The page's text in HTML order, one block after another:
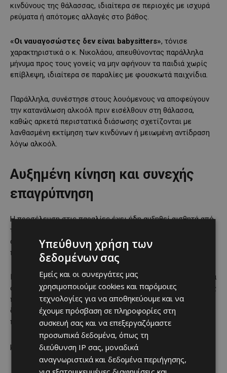
κινδύνους της θάλασσας, ιδιαίτερα σε περιοχές με ισχυρά
ρεύματα ή απότομες αλλαγές στο βάθος.
«Οι ναυαγοσώστες δεν είναι babysitters», τόνισε
χαρακτηριστικά ο κ. Νικολάου, απευθύνοντας παράλληλα
μήνυμα προς τους γονείς να μην αφήνουν τα παιδιά χωρίς
επίβλεψη, ιδιαίτερα σε παραλίες με φουσκωτά παιχνίδια.
Παράλληλα, συνέστησε στους λουόμενους να αποφεύγουν
την κατανάλωση αλκοόλ πριν εισέλθουν στη θάλασσα,
καθώς αρκετά περιστατικά διάσωσης σχετίζονται με
λανθασμένη εκτίμηση των κινδύνων ή μειωμένη αντίδραση
λόγω αλκοόλ.
Αυξημένη κίνηση και συνεχής
επαγρύπνηση
Η προσέλευση στις παραλίες έχει ήδη αυξηθεί αισθητά από
τις αρχές Ιουνίου, με τους ναυαγοσώστες να
ανταποκρίνονται καθημερινά σε δεκάδες περιστατικά και
παροχές πρώτων βοηθειών.
Παρότι δεν έχει καταγραφεί μέχρι στιγμής κάποιο ιδιαίτερα
σοβαρό περιστατικό στο Κούριο ή σε άλλες πολυσύχναστες
παραλίες της επαρχίας, οι ναυαγοσώστες παραμένουν σε
διαρκή επιφυλακή ενόψει της κορύφωσης της θερινής
περιόδου.
με πληροφορίες από το philenews
Υπεύθυνη χρήση των
δεδομένων σας
Εμείς και οι συνεργάτες μας
χρησιμοποιούμε cookies και παρόμοιες
τεχνολογίες για να αποθηκεύουμε και να
έχουμε πρόσβαση σε πληροφορίες στη
συσκευή σας και να επεξεργαζόμαστε
προσωπικά δεδομένα, όπως τη
διεύθυνση IP σας, μοναδικά
αναγνωριστικά και δεδομένα περιήγησης,